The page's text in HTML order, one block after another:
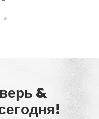
&
окна, или